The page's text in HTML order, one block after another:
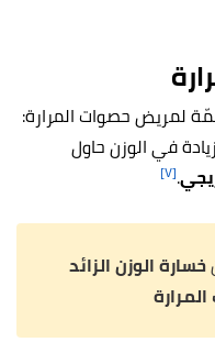
لمريض حصوات المرارة:
في الوزن حاول
.[٧]
خسارة الوزن الزائد